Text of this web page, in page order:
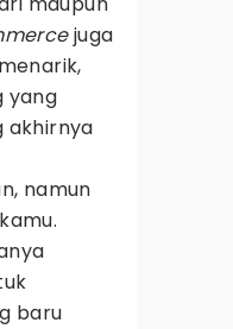
juga
yang
akhirnya
namun
baru